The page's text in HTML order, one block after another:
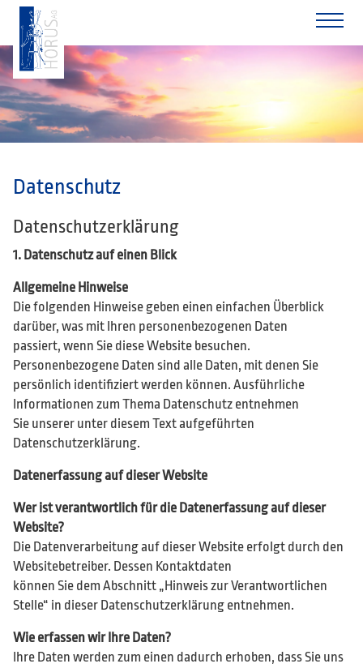
Datenschutz
Datenschutzerklärung
1. Datenschutz auf einen Blick
Allgemeine Hinweise
Die folgenden Hinweise geben einen einfachen Überblick
darüber, was mit Ihren personenbezogenen Daten
passiert, wenn Sie diese Website besuchen.
Personenbezogene Daten sind alle Daten, mit denen Sie
persönlich identifiziert werden können. Ausführliche
Informationen zum Thema Datenschutz entnehmen
Sie unserer unter diesem Text aufgeführten
Datenschutzerklärung.
Datenerfassung auf dieser Website
Wer ist verantwortlich für die Datenerfassung auf dieser
Website?
Die Datenverarbeitung auf dieser Website erfolgt durch den
Websitebetreiber. Dessen Kontaktdaten
können Sie dem Abschnitt „Hinweis zur Verantwortlichen
Stelle“ in dieser Datenschutzerklärung entnehmen.
Wie erfassen wir Ihre Daten?
Ihre Daten werden zum einen dadurch erhoben, dass Sie uns